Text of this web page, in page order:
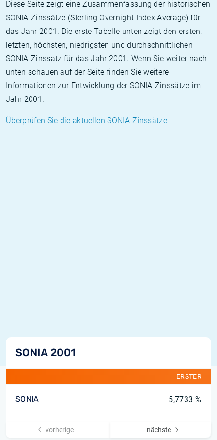
Diese Seite zeigt eine Zusammenfassung der historischen
SONIA-Zinssätze (Sterling Overnight Index Average) für
das Jahr 2001. Die erste Tabelle unten zeigt den ersten,
letzten, höchsten, niedrigsten und durchschnittlichen
SONIA-Zinssatz für das Jahr 2001. Wenn Sie weiter nach
unten schauen auf der Seite finden Sie weitere
Informationen zur Entwicklung der SONIA-Zinssätze im
Jahr 2001.
Überprüfen Sie die aktuellen SONIA-Zinssätze
SONIA 2001
ERSTER
SONIA 5,7733 %
vorherige nächste